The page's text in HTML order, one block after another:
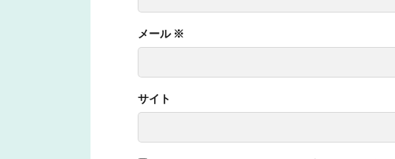
メール ※
サイト